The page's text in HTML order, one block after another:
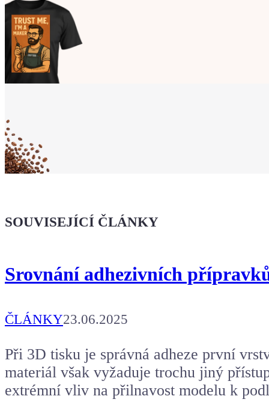
že jsi Maker!
Koupit tričko
SOUVISEJÍCÍ ČLÁNKY
Srovnání adhezivních
ČLÁNKY23.06.2025
Při 3D tisku je správná adheze první
materiál však vyžaduje trochu jiný
extrémní vliv na přilnavost modelu k